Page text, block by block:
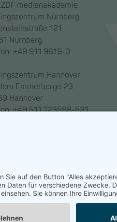
medienakademie
Nürnberg
121
Nürnberg
+49 911 9619-0
Hannover
Emmerberge 23
Hannover
+49 511 123598-531